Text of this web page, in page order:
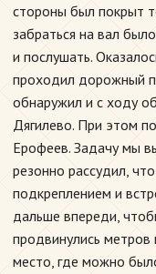
стороны был покрыт
забраться на вал
и послушать.
проходил дорожный
обнаружил и с ходу
Дягилево. При этом
Ерофеев. Задачу мы
резонно рассудил,
подкреплением и
дальше впереди,
продвинулись
место, где можно